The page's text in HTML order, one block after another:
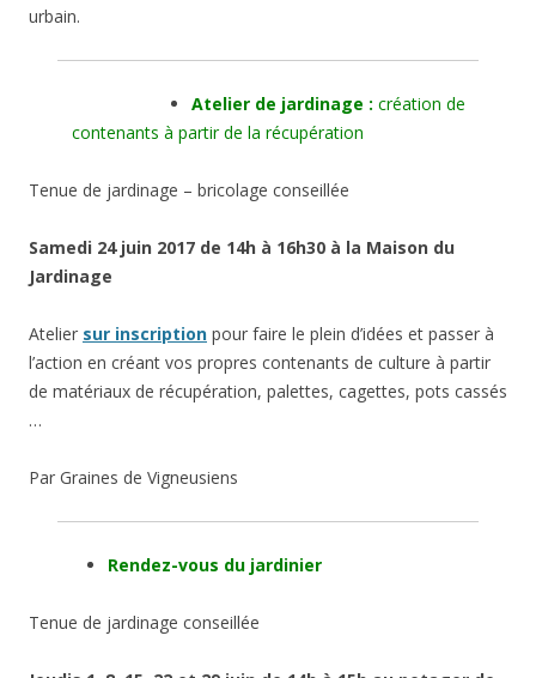
urbain.
Atelier de jardinage : création de
contenants à partir de la récupération
Tenue de jardinage – bricolage conseillée
Samedi 24 juin 2017 de 14h à 16h30 à la Maison du
Jardinage
Atelier sur inscription pour faire le plein d’idées et passer à
l’action en créant vos propres contenants de culture à partir
de matériaux de récupération, palettes, cagettes, pots cassés
…
Par Graines de Vigneusiens
Rendez-vous du jardinier
Tenue de jardinage conseillée